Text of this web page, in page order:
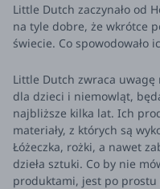
Little Dutch zaczynało od
na tyle dobre, że wkrótce
świecie. Co spowodowało
Little Dutch zwraca
dla dzieci i niemowląt,
najbliższe kilka lat. Ich
materiały, z których są
Łóżeczka, rożki, a nawet
dzieła sztuki. Co by nie
produktami, jest po prostu